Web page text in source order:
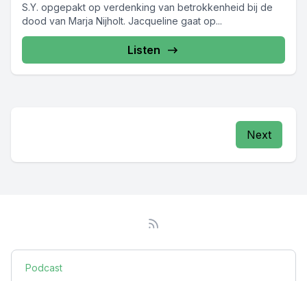
S.Y. opgepakt op verdenking van betrokkenheid bij de
dood van Marja Nijholt. Jacqueline gaat op...
Listen
Next
Podcast